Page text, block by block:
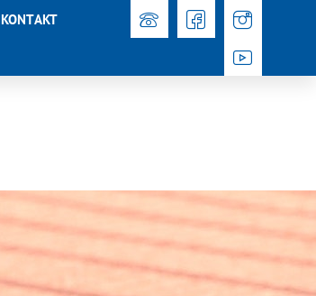
KONTAKT